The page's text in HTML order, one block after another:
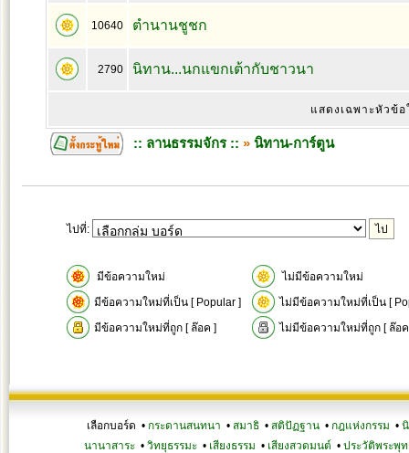
10640 ตำนานชูชก
2790 นิทาน...นกแขกเต้ากับชาวนา
แสดงเฉพาะหัวข้อ
:: ลานธรรมจักร :: » นิทาน-การ์ตูน
ไปที่:
มีข้อความใหม่
ไม่มีข้อความใหม่
มีข้อความใหม่ที่เป็น [ Popular ]
ไม่มีข้อความใหม่ที่เป็น [
มีข้อความใหม่ที่ถูก [ ล๊อค ]
ไม่มีข้อความใหม่ที่ถูก [ ล๊อ
เลือกบอร์ด • กระดานสนทนา • สมาธิ • สติปัฏฐาน • กฎแห่งกรรม •
นานาสาระ• วิทยุธรรมะ• เสียงธรรม • เสียงสวดมนต์ • ประวัติพระพุท